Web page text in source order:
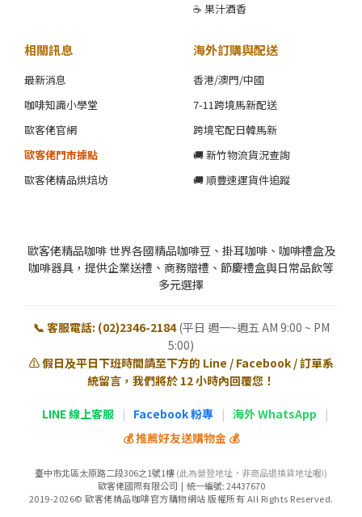
☕ 果汁酒香
相關訊息
最新消息
咖啡知識小學堂
歐客佬官網
歐客佬門市據點
歐客佬精品烘焙坊
海外訂購與配送
香港/澳門/中國
7-11跨境馬新配送
跨境宅配日韓馬新
🚚 新竹物流貨況查詢
🚚 順豐速運貨件追蹤
歐客佬精品咖啡 世界各國精品咖啡豆、掛耳咖啡、咖啡禮盒及
咖啡器具，提供企業送禮、商務贈禮、節慶禮盒與日常品飲等
多元選擇
📞 客服電話: (02)2346-2184 (平日 週一~週五 AM 9:00 ~ PM
5:00)
⚠️ 假日及平日下班時間請至下方的 Line / Facebook / 訂單系
統留言，我們將於 12 小時內回覆您！
LINE 線上客服 | Facebook 粉專 | 海外 WhatsApp
|
💰 推薦好友送購物金 💰
臺中市北區太原路二段306之1號1樓(此為營登地址，非商品退換貨地址喔!)
歐客佬國際有限公司 | 統一編號: 24437670
2019-2026© 歐客佬精品咖啡官方購物網站 版權所有 All Rights Reserved.